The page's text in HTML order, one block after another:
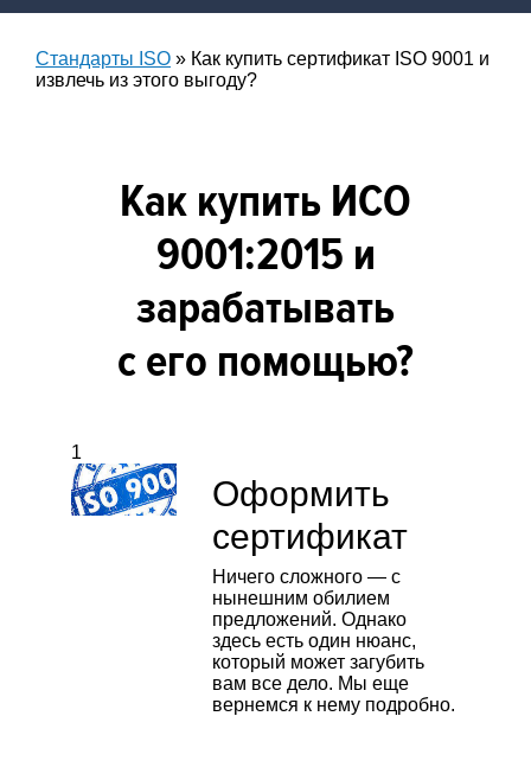
Стандарты ISO » Как купить сертификат ISO 9001 и
извлечь из этого выгоду?
Как купить ИСО
9001:2015 и
зарабатывать
с его помощью?
1
Оформить
сертификат
Ничего сложного — с
нынешним обилием
предложений. Однако
здесь есть один нюанс,
который может загубить
вам все дело. Мы еще
вернемся к нему подробно.